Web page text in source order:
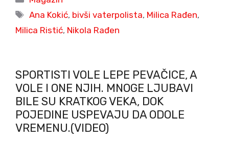
Tags
Ana Kokić, bivši vaterpolista, Milica Rađen,
Milica Ristić, Nikola Rađen
SPORTISTI VOLE LEPE PEVAČICE, A
VOLE I ONE NJIH. MNOGE LJUBAVI
BILE SU KRATKOG VEKA, DOK
POJEDINE USPEVAJU DA ODOLE
VREMENU.(VIDEO)